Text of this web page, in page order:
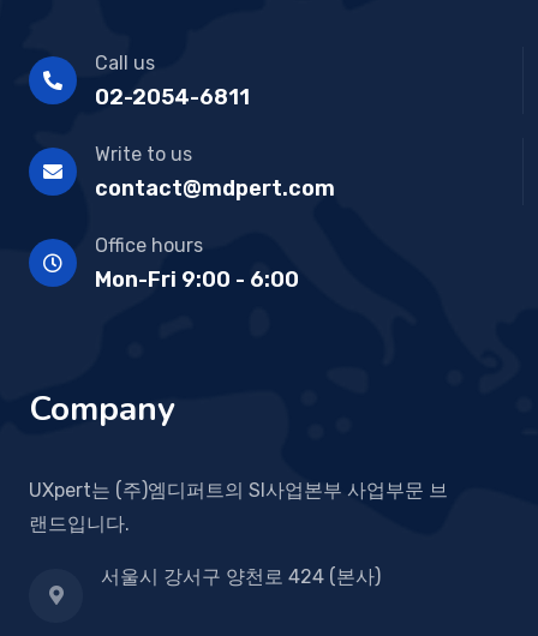
Call us
02-2054-6811
Write to us
contact@mdpert.com
Office hours
Mon-Fri 9:00 - 6:00
Company
UXpert는 (주)엠디퍼트의 SI사업본부 사업부문 브
랜드입니다.
서울시 강서구 양천로 424 (본사)